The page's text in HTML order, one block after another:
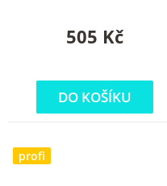
505 Kč
DO KOŠÍKU
profi